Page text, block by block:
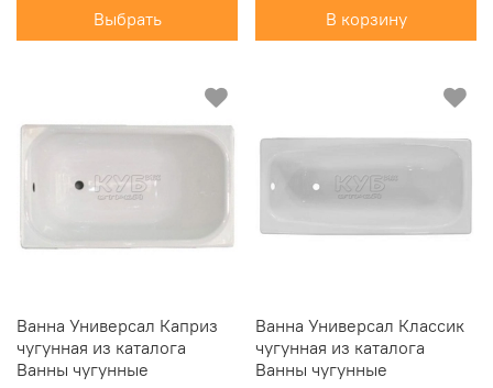
Выбрать В корзину
Ванна Универсал Каприз
чугунная из каталога
Ванны чугунные
Ванна Универсал Классик
чугунная из каталога
Ванны чугунные